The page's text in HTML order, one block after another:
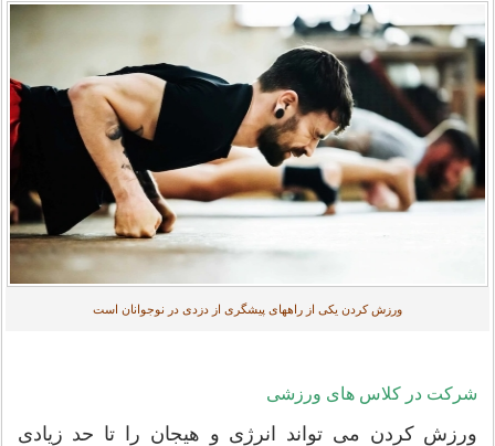
ورزش کردن یکی از راههای پیشگری از دزدی در نوجوانان است
شرکت در کلاس های ورزشی
ورزش کردن می تواند انرژی و هیجان را تا حد زیادی